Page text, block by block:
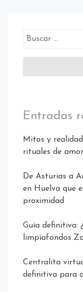
Buscar:
Entradas
Mitos y
rituales de amor
De Asturias a
en Huelva que
proximidad
Guía definitiva:
limpiafondos
Centralita
definitiva para